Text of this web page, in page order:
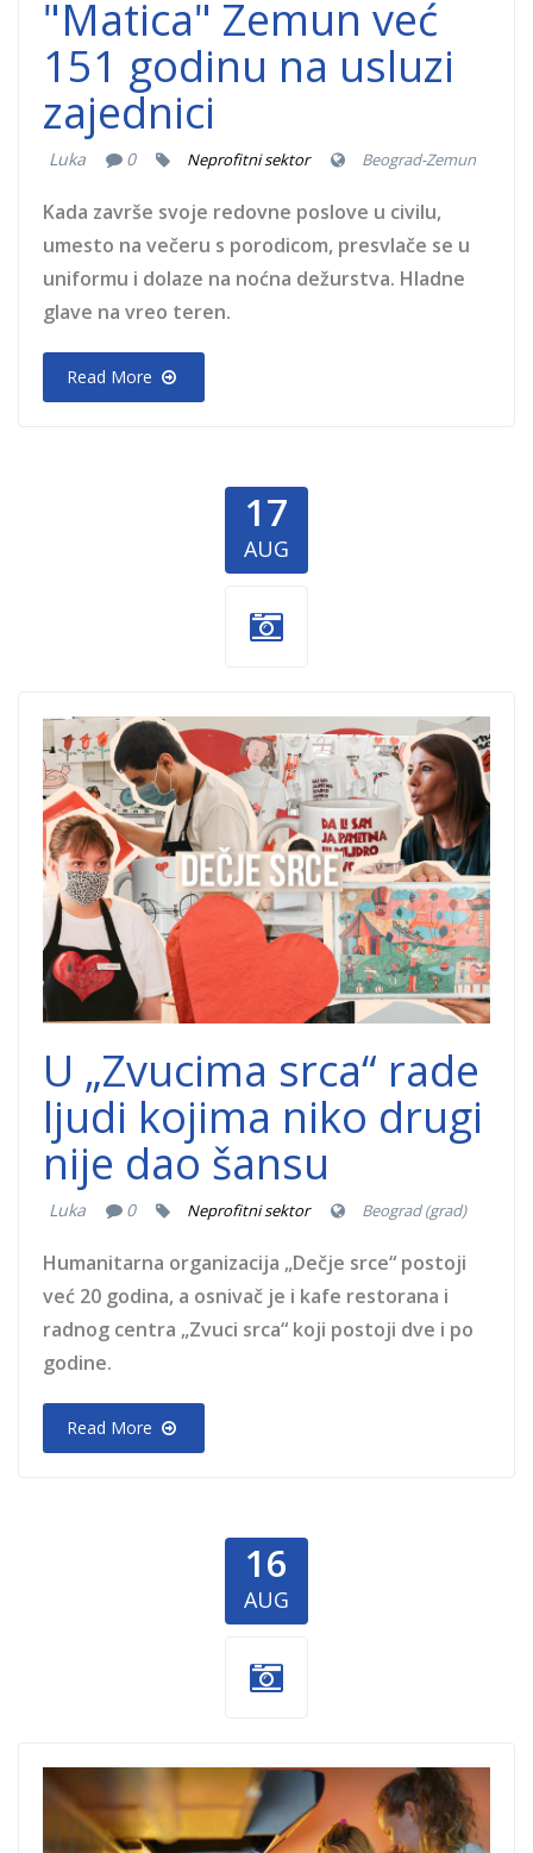
"Matica" Zemun već
151 godinu na usluzi
zajednici
Luka 0 Neprofitni sektor Beograd-Zemun
Kada završe svoje redovne poslove u civilu,
umesto na večeru s porodicom, presvlače se u
uniformu i dolaze na noćna dežurstva. Hladne
glave na vreo teren.
Read More
17
AUG
zvuci srca.jpg
U „Zvucima srca“ rade
ljudi kojima niko drugi
nije dao šansu
Luka 0 Neprofitni sektor Beograd (grad)
Humanitarna organizacija „Dečje srce“ postoji
već 20 godina, a osnivač je i kafe restorana i
radnog centra „Zvuci srca“ koji postoji dve i po
godine.
Read More
16
AUG
volonteri nas